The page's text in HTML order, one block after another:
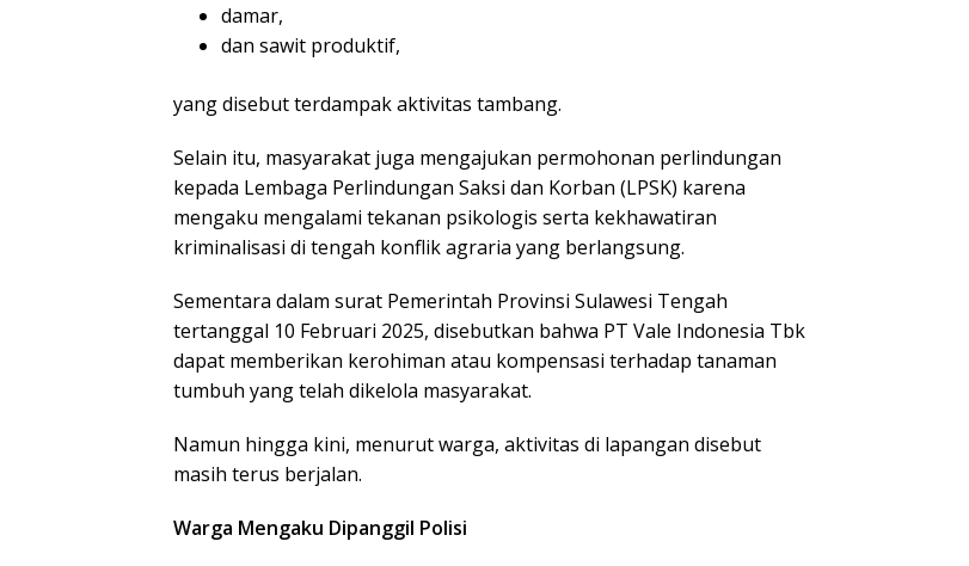
damar,
dan sawit produktif,
yang disebut terdampak aktivitas tambang.
Selain itu, masyarakat juga mengajukan permohonan perlindungan
kepada Lembaga Perlindungan Saksi dan Korban (LPSK) karena
mengaku mengalami tekanan psikologis serta kekhawatiran
kriminalisasi di tengah konflik agraria yang berlangsung.
Sementara dalam surat Pemerintah Provinsi Sulawesi Tengah
tertanggal 10 Februari 2025, disebutkan bahwa PT Vale Indonesia Tbk
dapat memberikan kerohiman atau kompensasi terhadap tanaman
tumbuh yang telah dikelola masyarakat.
Namun hingga kini, menurut warga, aktivitas di lapangan disebut
masih terus berjalan.
Warga Mengaku Dipanggil Polisi